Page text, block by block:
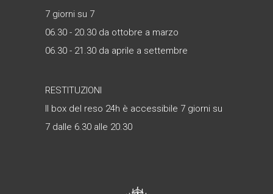
7 giorni su 7
06.30 - 20.30 da ottobre a marzo
06.30 - 21.30 da aprile a settembre
RESTITUZIONI
Il box del reso 24h è accessibile 7 giorni su
7 dalle 6.30 alle 20.30